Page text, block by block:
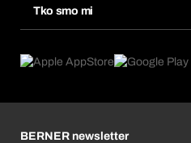
Pretplate
Tražitelji proizvoda
Tko smo mi
Što nas pokreće
BERNER newsletter